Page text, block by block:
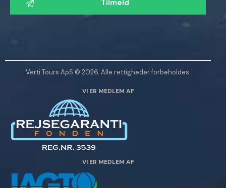
d
t
e
Verti Tours ApS © 2026. Alle rettigheder forbeholdes.
VI ER MEDLEM AF
VI ER MEDLEM AF